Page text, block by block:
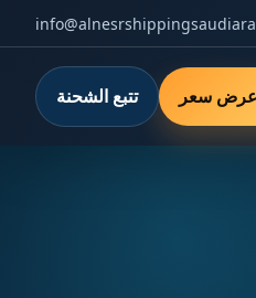
سعر تتبع الشحنة